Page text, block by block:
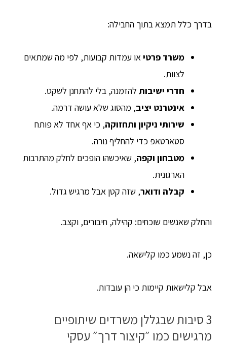
בדרך כלל תמצא בתוך החבילה:
משרד פרטי או עמדות קבועות, לפי מה שמתאים
לצוות.
חדרי ישיבות להזמנה, בלי להתחנן לשקט.
אינטרנט יציב, מהסוג שלא עושה דרמה.
שירותי ניקיון ותחזוקה, כי אף אחד לא פותח
סטארטאפ כדי להחליף נורה.
מטבחון וקפה, שאיכשהו הופכים לחלק מהתרבות
הארגונית.
קבלה ודואר, שזה קטן אבל מרגיש גדול.
והחלק שאנשים שוכחים: קהילה, חיבורים, וקצב.
כן, זה נשמע כמו קלישאה.
אבל קלישאות קיימות כי הן עובדות.
3 סיבות שבגללן משרדים שיתופיים
מרגישים כמו ״קיצור דרך״ עסקי